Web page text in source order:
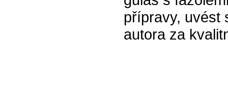
přípravy, uvést
autora za